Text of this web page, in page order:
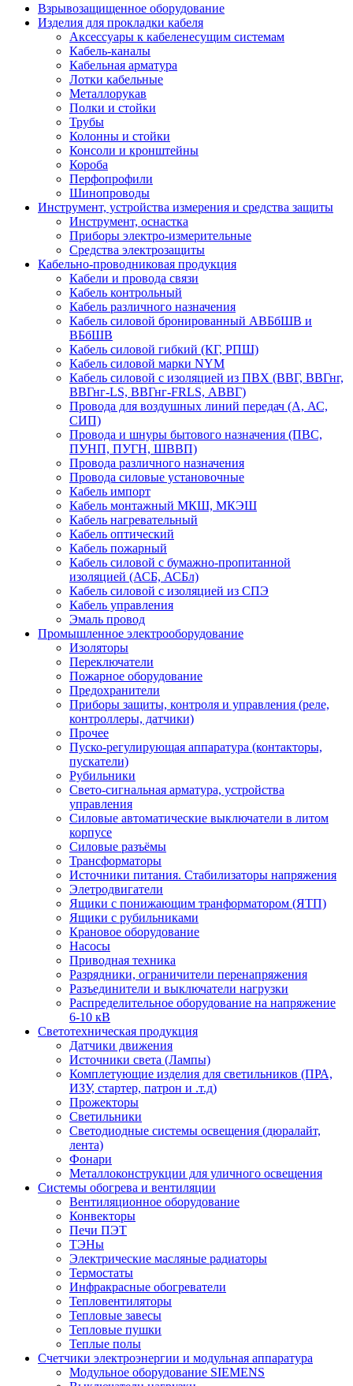
Взрывозащищенное оборудование
Изделия для прокладки кабеля
Аксессуары к кабеленесущим системам
Кабель-каналы
Кабельная арматура
Лотки кабельные
Металлорукав
Полки и стойки
Трубы
Колонны и стойки
Консоли и кронштейны
Короба
Перфопрофили
Шинопроводы
Инструмент, устройства измерения и средства защиты
Инструмент, оснастка
Приборы электро-измерительные
Средства электрозащиты
Кабельно-проводниковая продукция
Кабели и провода связи
Кабель контрольный
Кабель различного назначения
Кабель силовой бронированный АВБбШВ и
ВБбШВ
Кабель силовой гибкий (КГ, РПШ)
Кабель силовой марки NYM
Кабель силовой с изоляцией из ПВХ (ВВГ, ВВГнг,
ВВГнг-LS, ВВГнг-FRLS, АВВГ)
Провода для воздушных линий передач (А, АС,
СИП)
Провода и шнуры бытового назначения (ПВС,
ПУНП, ПУГН, ШВВП)
Провода различного назначения
Провода силовые установочные
Кабель импорт
Кабель монтажный МКШ, МКЭШ
Кабель нагревательный
Кабель оптический
Кабель пожарный
Кабель силовой с бумажно-пропитанной
изоляцией (АСБ, АСБл)
Кабель силовой с изоляцией из СПЭ
Кабель управления
Эмаль провод
Промышленное электрооборудование
Изоляторы
Переключатели
Пожарное оборудование
Предохранители
Приборы защиты, контроля и управления (реле,
контроллеры, датчики)
Прочее
Пуско-регулирующая аппаратура (контакторы,
пускатели)
Рубильники
Свето-сигнальная арматура, устройства
управления
Силовые автоматические выключатели в литом
корпусе
Силовые разъёмы
Трансформаторы
Источники питания. Стабилизаторы напряжения
Элетродвигатели
Ящики с понижающим транформатором (ЯТП)
Ящики с рубильниками
Крановое оборудование
Насосы
Приводная техника
Разрядники, ограничители перенапряжения
Разъединители и выключатели нагрузки
Распределительное оборудование на напряжение
6-10 кВ
Светотехническая продукция
Датчики движения
Источники света (Лампы)
Комплетующие изделия для светильников (ПРА,
ИЗУ, стартер, патрон и .т.д)
Прожекторы
Светильники
Светодиодные системы освещения (дюралайт,
лента)
Фонари
Металлоконструкции для уличного освещения
Системы обогрева и вентиляции
Вентиляционное оборудование
Конвекторы
Печи ПЭТ
ТЭНы
Электрические масляные радиаторы
Термостаты
Инфракрасные обогреватели
Тепловентиляторы
Тепловые завесы
Тепловые пушки
Теплые полы
Счетчики электроэнергии и модульная аппаратура
Модульное оборудование SIEMENS